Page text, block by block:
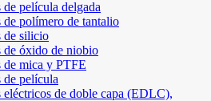
de película delgada
de polímero de tantalio
de silicio
de óxido de niobio
de mica y PTFE
de película
eléctricos de doble capa (EDLC),